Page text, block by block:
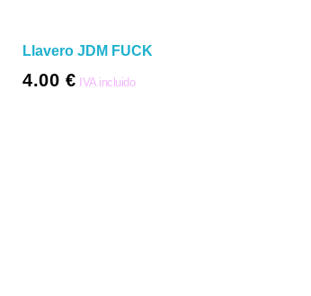
Llavero JDM FUCK
4.00 € IVA incluido